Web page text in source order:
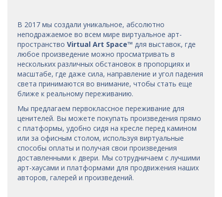
В 2017 мы создали уникальное, абсолютно
неподражаемое во всем мире виртуальное арт-
пространство Virtual Art Space™ для выставок, где
любое произведение можно просматривать в
нескольких различных обстановок в пропорциях и
масштабе, где даже сила, направление и угол падения
света принимаются во внимание, чтобы стать еще
ближе к реальному переживанию.
Мы предлагаем первоклассное переживание для
ценителей. Вы можете покупать произведения прямо
с платформы, удобно сидя на кресле перед камином
или за офисным столом, используя виртуальные
способы оплаты и получая свои произведения
доставленными к двери. Мы сотрудничаем с лучшими
арт-хаусами и платформами для продвижения наших
авторов, галерей и произведений.